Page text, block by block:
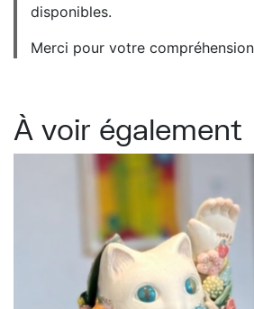
disponibles.
Merci pour votre
À voir également